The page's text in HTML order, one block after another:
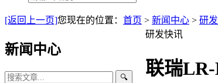
[返回上一页]您现在的位置： 首页 > 新闻中心 > 研
新闻中心
🔍
研发快讯
联瑞